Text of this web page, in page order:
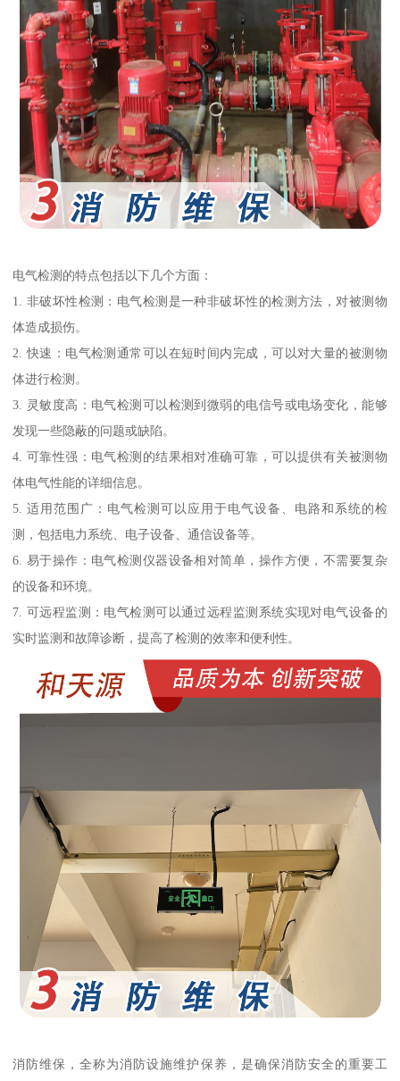
电气检测的特点包括以下几个方面：
1. 非破坏性检测：电气检测是一种非破坏性的检测方法，对被测物
体造成损伤。
2. 快速：电气检测通常可以在短时间内完成，可以对大量的被测物
体进行检测。
3. 灵敏度高：电气检测可以检测到微弱的电信号或电场变化，能够
发现一些隐蔽的问题或缺陷。
4. 可靠性强：电气检测的结果相对准确可靠，可以提供有关被测物
体电气性能的详细信息。
5. 适用范围广：电气检测可以应用于电气设备、电路和系统的检
测，包括电力系统、电子设备、通信设备等。
6. 易于操作：电气检测仪器设备相对简单，操作方便，不需要复杂
的设备和环境。
7. 可远程监测：电气检测可以通过远程监测系统实现对电气设备的
实时监测和故障诊断，提高了检测的效率和便利性。
消防维保，全称为消防设施维护保养，是确保消防安全的重要工